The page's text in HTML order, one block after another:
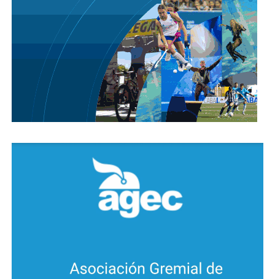
Hoy la cifra de contagiados en el país volvió a crecer,
ya que se confirmaron 7369 nuevos casos de Covid-
19, totalizando 253868 infectados, aproximadamente
un 0,63% de la población total del país. Por otra parte
se notificaron otros 159 fallecimientos, lo que totaliza
4764 víctimas fatales en el territorio nacional. La
cantidad de fallecidos hasta el momento en Córdoba
los casos de contagiados en la provincia (3675) es el
1,45% del total de Argentina.
Con estas cifras de contagiados, la provincia de
Córdoba sigue siendo el cuarto distrito con mayor
número de casos positivos, detrás de la Provincia de
Buenos Aires 71113 (1047) y Provincia del Chaco 4085